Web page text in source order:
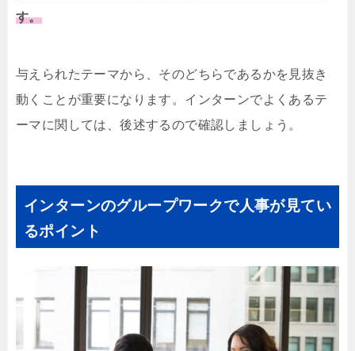
す。
与えられたテーマから、そのどちらであるかを見抜き
動くことが重要になります。インターンでよくあるテ
ーマに関しては、後述するので確認しましょう。
インターンのグループワークで人事が見てい
るポイント